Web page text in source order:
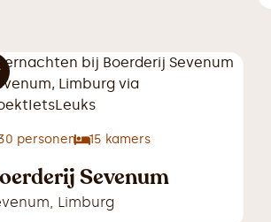
personen 15 kamers
Sevenum
, Limburg